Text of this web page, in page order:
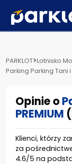
PARKLOT>Lotnisko
Parking Parking Tani i
Opinie o
PREMIUM (
Klienci, którzy
za
4.6/5 na